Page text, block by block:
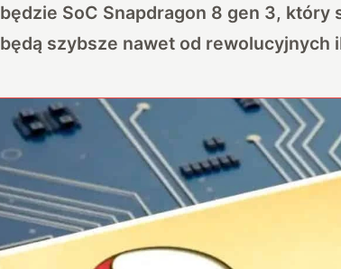
będzie SoC Snapdragon 8 gen 3,
będą szybsze nawet od rewolucyjnych